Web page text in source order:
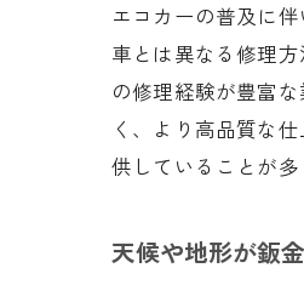
エコカーの普及に
車とは異なる修理
の修理経験が豊富
く、より高品質な
供していることが
天候や地形が鈑